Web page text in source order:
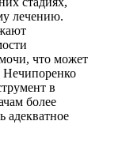
лечению.
что может
Нечипоренко
в
более
адекватное